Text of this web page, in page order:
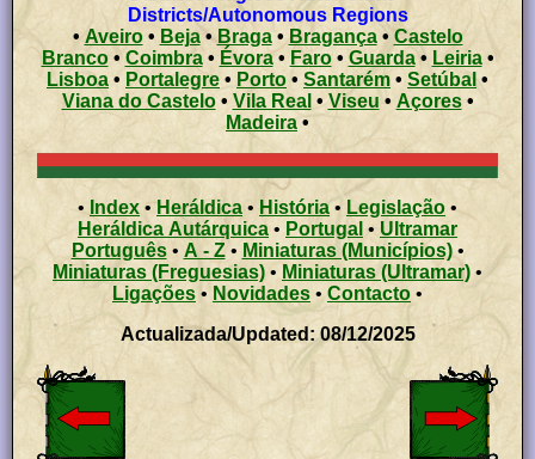
Districts/Autonomous Regions
• Aveiro• Beja• Braga• Bragança• Castelo
Branco•Coimbra• Évora• Faro• Guarda• Leiria•
Lisboa • Portalegre • Porto • Santarém • Setúbal•
Viana do Castelo• Vila Real •Viseu • Açores •
Madeira •
• Index •Heráldica • História • Legislação •
Heráldica Autárquica • Portugal • Ultramar
Português• A - Z• Miniaturas (Municípios)•
Miniaturas (Freguesias) • Miniaturas (Ultramar) •
Ligações • Novidades •Contacto •
Actualizada/Updated: 08/12/2025